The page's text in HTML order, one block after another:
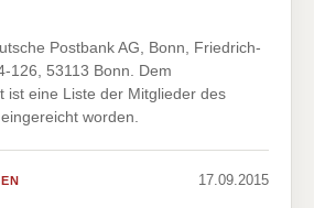
Postbank AG, Bonn, Friedrich-
126, 53113 Bonn. Dem
ist eine Liste der Mitglieder des
worden.
17.09.2015